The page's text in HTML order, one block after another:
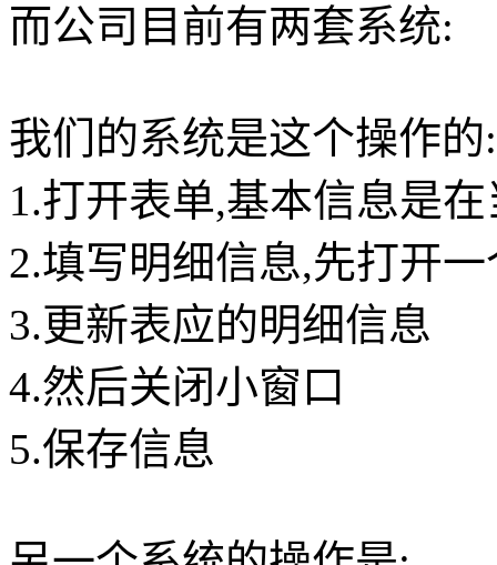
而公司目前有两套系统:
我们的系统是这个操作的:
1.打开表单,基本信息是
2.填写明细信息,先打开
3.更新表应的明细信息
4.然后关闭小窗口
5.保存信息